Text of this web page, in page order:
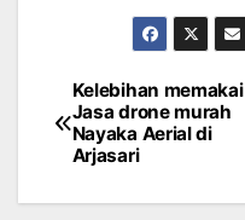
Post
navigation
Kelebihan memakai
Jasa drone murah
Nayaka Aerial di
Arjasari